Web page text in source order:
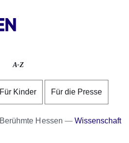
A-Z
Für Kinder Für die Presse
Berühmte Hessen Wissenschaft